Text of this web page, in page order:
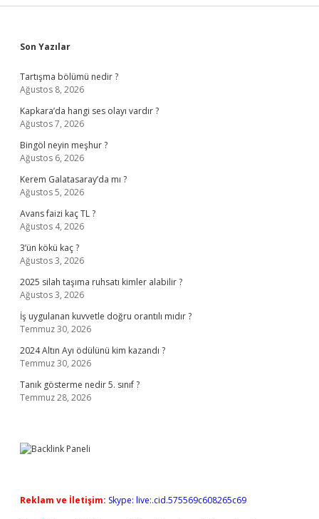
Sidebar
Son Yazılar
Tartışma bölümü nedir ?
Ağustos 8, 2026
Kapkara’da hangi ses olayı vardır ?
Ağustos 7, 2026
Bingöl neyin meşhur ?
Ağustos 6, 2026
Kerem Galatasaray’da mı ?
Ağustos 5, 2026
Avans faizi kaç TL ?
Ağustos 4, 2026
3’ün kökü kaç ?
Ağustos 3, 2026
2025 silah taşıma ruhsatı kimler alabilir ?
Ağustos 3, 2026
İş uygulanan kuvvetle doğru orantılı mıdır ?
Temmuz 30, 2026
2024 Altın Ayı ödülünü kim kazandı ?
Temmuz 30, 2026
Tanık gösterme nedir 5. sınıf ?
Temmuz 28, 2026
Reklam ve İletişim: Skype: live:.cid.575569c608265c69